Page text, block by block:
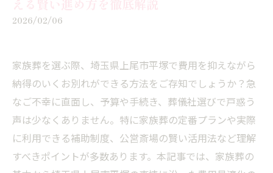
2026/02/06
家族葬を選ぶ際、埼玉県上尾市平塚で費用を抑えながら
納得のいくお別れができる方法をご存知でしょうか？急
なご不幸に直面し、予算や手続き、葬儀社選びで戸惑う
声は少なくありません。特に家族葬の定番プランや実際
に利用できる補助制度、公営斎場の賢い活用法など理解
すべきポイントが多数あります。本記事では、家族葬の